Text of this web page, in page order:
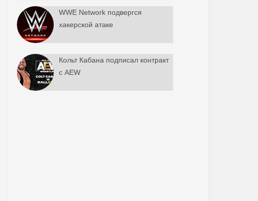
WWE Network подвергся
хакерской атаке
Кольт Кабана подписал контракт
с AEW